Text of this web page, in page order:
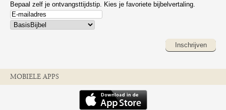
Bepaal zelf je ontvangsttijdstip. Kies je favoriete bijbelvertaling.
Inschrijven
MOBIELE APPS